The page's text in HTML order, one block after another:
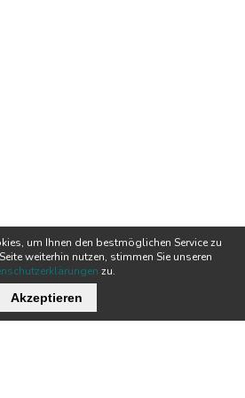
um Ihnen den bestmöglichen Service zu
weiterhin nutzen, stimmen Sie unseren
zu.
Akzeptieren